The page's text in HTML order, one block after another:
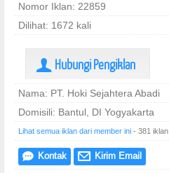
Nomor Iklan: 22859
Dilihat: 1672 kali
U Hubungi Pengiklan
Nama: PT. Hoki Sejahtera Abadi
Domisili: Bantul, DI Yogyakarta
Lihat semua iklan dari member ini - 381 iklan
e Kontak @ Kirim Email